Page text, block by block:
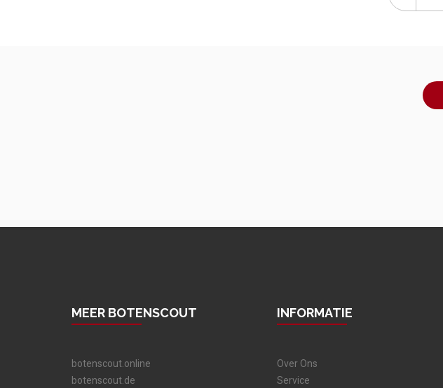
MEER BOTENSCOUT
botenscout.online
botenscout.de
INFORMATIE
Over Ons
Service